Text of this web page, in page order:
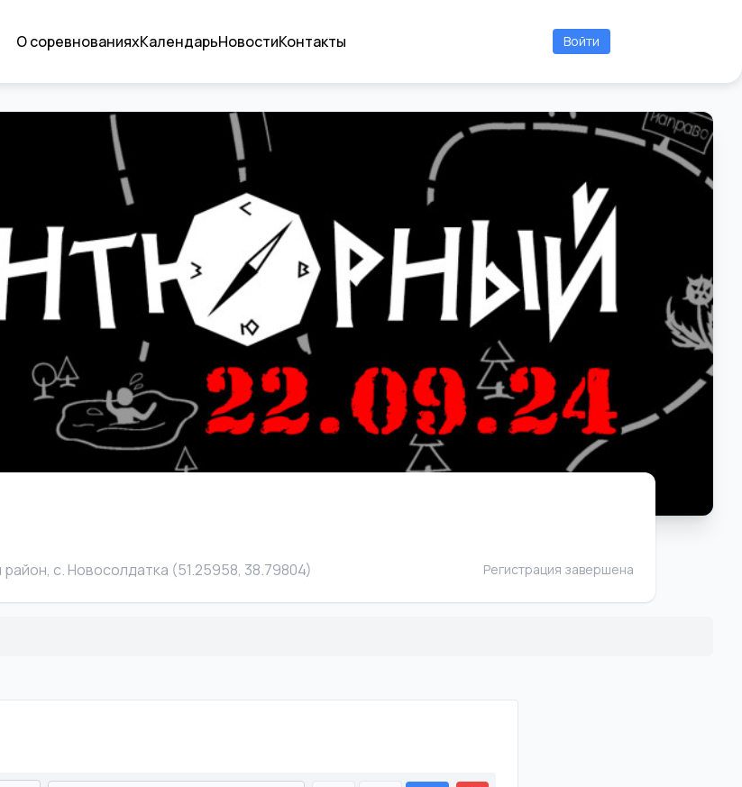
О соревнованияхКалендарьНовостиКонтакты Войти
с. Новосолдатка (51.25958, 38.79804) Регистрация завершена